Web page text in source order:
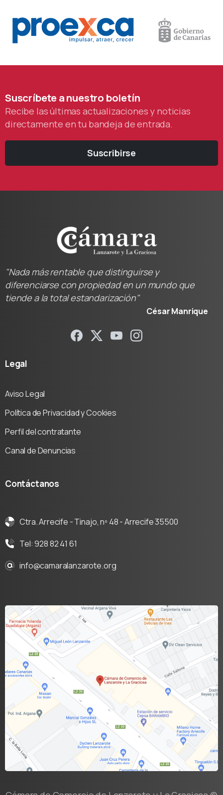
Suscríbeteanuestro boletín
Recibe las últimas actualizaciones y noticias
directamente en tu bandeja de entrada.
Suscribirse
"Nada más rentable que distinguirse y
diferenciarse con propiedad en un mundo que
tiende a la total estandarización"
César Manrique
Legal
Aviso Legal
Política de Privacidad y Cookies
Perfil del contratante
Canal de Denuncias
Contáctanos
Ctra. Arrecife - Tinajo, nº 48 - Arrecife 35500
Tel: 928 82 41 61
info@camaralanzarote.org